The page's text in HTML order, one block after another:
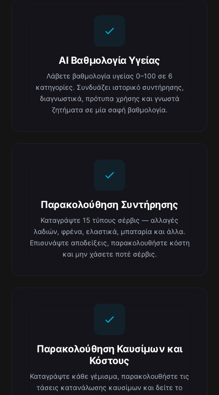
AI Βαθμολογία Υγείας
Λάβετε βαθμολογία υγείας 0–100 σε 6
κατηγορίες. Συνδυάζει ιστορικό συντήρησης,
διαγνωστικά, πρότυπα χρήσης και γνωστά
ζητήματα σε μία σαφή βαθμολογία.
Παρακολούθηση Συντήρησης
Καταγράψτε 15 τύπους σέρβις — αλλαγές
λαδιών, φρένα, ελαστικά, μπαταρία και άλλα.
Επισυνάψτε αποδείξεις, παρακολουθήστε κόστη
και μην χάσετε ποτέ σέρβις.
Παρακολούθηση Καυσίμων και
Κόστους
Καταγράψτε κάθε γέμισμα, παρακολουθήστε τις
τάσεις κατανάλωσης καυσίμων και δείτε το